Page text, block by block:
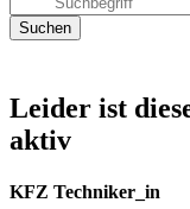
Leider ist
aktiv
KFZ Techniker_in